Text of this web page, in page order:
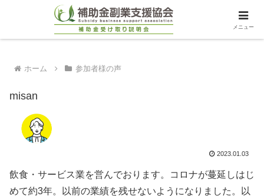
ホーム 参加者様の声
misan
2023.01.03
飲食・サービス業を営んでおります。コロナが蔓延しはじ
めて約3年。以前の業績を残せないようになりました。以
メニュー